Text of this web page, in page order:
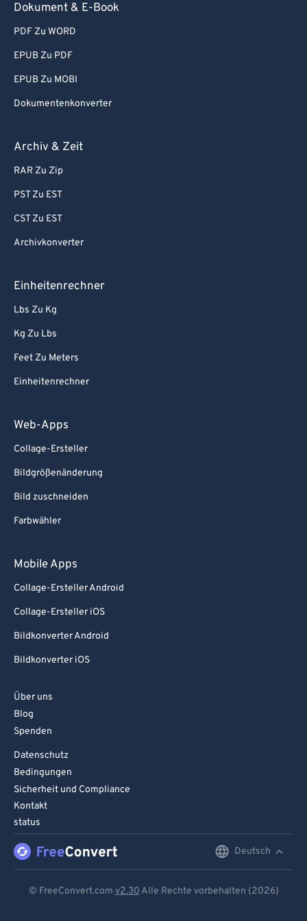
Dokument & E-Book
PDF Zu WORD
EPUB Zu PDF
EPUB Zu MOBI
Dokumentenkonverter
Archiv & Zeit
RAR Zu Zip
PST Zu EST
CST Zu EST
Archivkonverter
Einheitenrechner
Lbs Zu Kg
Kg Zu Lbs
Feet Zu Meters
Einheitenrechner
Web-Apps
Collage-Ersteller
Bildgrößenänderung
Bild zuschneiden
Farbwähler
Mobile Apps
Collage-Ersteller Android
Collage-Ersteller iOS
Bildkonverter Android
Bildkonverter iOS
Über uns
Blog
Spenden
Datenschutz
Bedingungen
Sicherheit und Compliance
Kontakt
status
Deutsch
© FreeConvert.com v2.30 Alle Rechte vorbehalten (2026)